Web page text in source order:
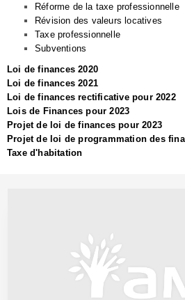
Réforme de la taxe professionnelle
Révision des valeurs locatives
Taxe professionnelle
Subventions
Loi de finances 2020
Loi de finances 2021
Loi de finances rectificative pour 2022
Lois de Finances pour 2023
Projet de loi de finances pour 2023
Projet de loi de programmation des
Taxe d'habitation